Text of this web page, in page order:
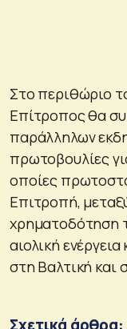
Στο περιθώριο
Επίτροπος θα
παράλληλων
πρωτοβουλίες
οποίες
Επιτροπή,
χρηματοδότηση
αιολική
στη Βαλτική και
Σχετικά άρθρα: